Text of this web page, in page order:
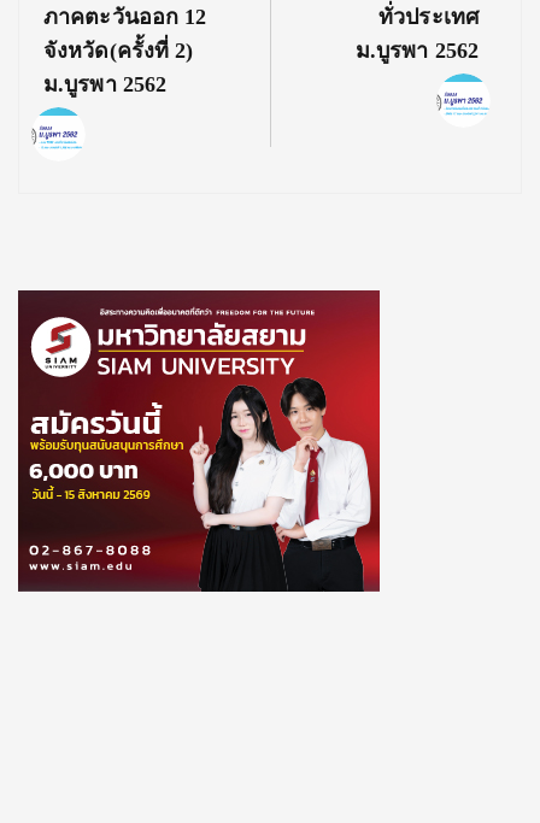
ภาคตะวันออก 12
จังหวัด(ครั้งที่ 2)
‬ม.บูรพา 2562
ทั่วประเทศ
‬ม.บูรพา 2562